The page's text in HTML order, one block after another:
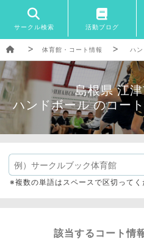
サークル検索 活動ブログ
体育館・コート情報 ハ
島根県 江
ハンドボール のコー
※複数の単語はスペースで区切ってく
該当するコート情